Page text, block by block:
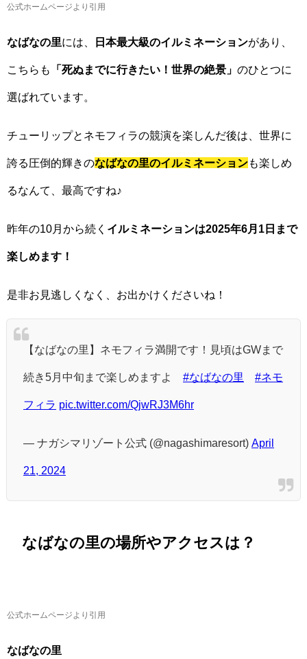
公式ホームページより引用
なばなの里には、 日本最大級のイルミネーションがあり、
こちらも 「死ぬまでに行きたい！世界の絶景」 のひとつに
選ばれています。
チューリップとネモフィラの競演を楽しんだ後は、世界に
誇る圧倒的輝きのなばなの里のイルミネーションも楽しめ
るなんて、最高ですね♪
昨年の10月から続く イルミネーションは2025年6月1日まで
楽しめます！
是非お見逃しくなく、お出かけくださいね！
【なばなの里】ネモフィラ満開です！見頃はGWまで
続き5月中旬まで楽しめますよ #なばなの里 #ネモ
フィラ pic.twitter.com/QjwRJ3M6hr
— ナガシマリゾート公式 (@nagashimaresort) April
21, 2024
なばなの里の場所やアクセスは？
公式ホームページより引用
なばなの里